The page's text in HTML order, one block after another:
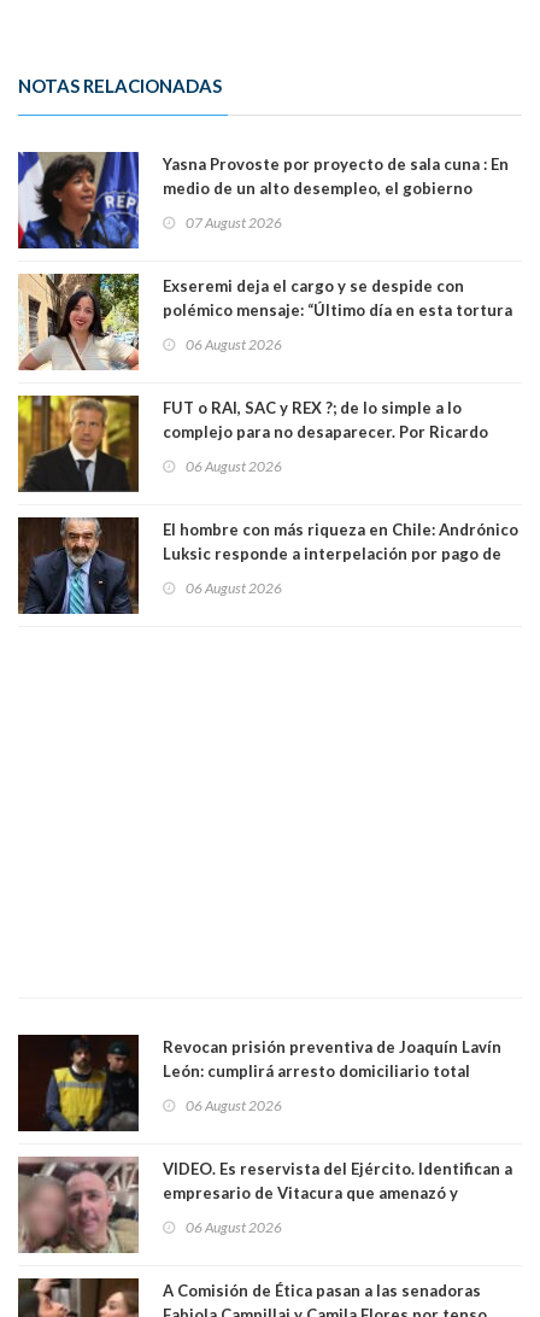
NOTAS RELACIONADAS
Yasna Provoste por proyecto de sala cuna : En
medio de un alto desempleo, el gobierno
07 August 2026
Exseremi deja el cargo y se despide con
polémico mensaje: “Último día en esta tortura
06 August 2026
FUT o RAI, SAC y REX ?; de lo simple a lo
complejo para no desaparecer. Por Ricardo
06 August 2026
El hombre con más riqueza en Chile: Andrónico
Luksic responde a interpelación por pago de
día que me muera”
06 August 2026
Revocan prisión preventiva de Joaquín Lavín
León: cumplirá arresto domiciliario total
06 August 2026
VIDEO. Es reservista del Ejército. Identifican a
empresario de Vitacura que amenazó y
al "ring raja". Se trata de Andrés Arrieta y la
06 August 2026
A Comisión de Ética pasan a las senadoras